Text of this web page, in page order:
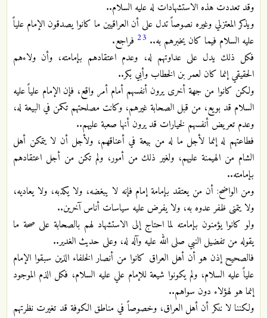
وقد تعددت هذه الاستشهادات له عليه السلام..
ويذكر المعتزلي وغيره نصوصاً تدل على أن العراقيين ما كانوا يصدقون الإمام علياً
عليه السلام فيما كان يخبرهم به.. 23 فراجع.
فكل ذلك يدل على عداوتهم له، وعدم اعتقادهم بإمامته، وأن ولاءهم
الحقيقي إنما كان لعمر بن الخطاب وأبي بكر..
ولكن كانوا من جهة أخرى يرون أنفسهم أمام أمر واقع، فإن الإمام علياً عليه
السلام قد بويع، من قبل الصحابة غيرهم، وكانت مصلحتهم تكمن في البيعة له،
وعدم تعريض أنفسهم لخيارات قد يرون أنها صعبة عليهم..
فطاعتهم له إنما لأجل ما له من بيعة في أعناقهم، ولأجل أن لا يتمكن أهل
الشام من الهيمنة عليهم، ولغير ذلك من أمور، ولم تكن من أجل اعتقادهم
بإمامته..
ومن الواضح: أن من يعتقد بإمامة إمام فإنه لا يبغضه، ولا يكذبه، ولا يعاديه،
ولا يتمنى ظفر عدوه به، ولا يفرض عليه سياسات أناس آخرين..
ولو كانوا يؤمنون بإمامته لما احتاج إلى الاستشهاد لهم بالصحابة على صحة ما
يقوله من تفضيل النبي صلى الله عليه وآله له، وعلى حديث الغدير..
فالصحيح إذن هو أن أهل العراق كانوا من أنصار الخلفاء الذين سبقوا الإمام
علياً عليه السلام، ولم يكونوا شيعة للإمام علي عليه السلام، فكل الذم الموجود
إنما هو لهؤلاء دون سواهم..
ولكننا لا ننكر أن أهل العراق، وخصوصاً في مناطق الكوفة قد تغيرت نظرتهم